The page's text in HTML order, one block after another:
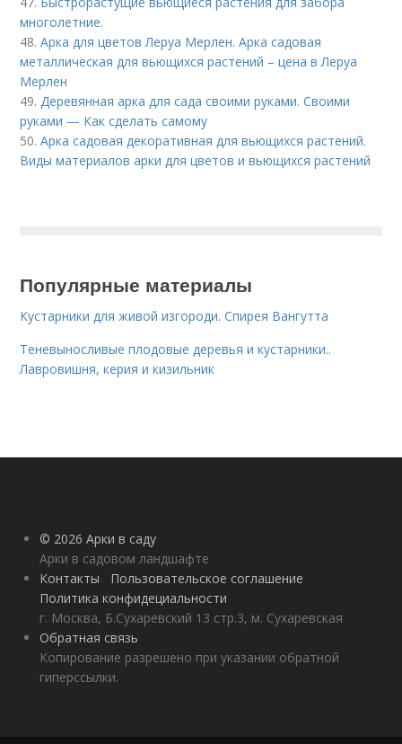
многолетние.
48.Арка для цветов Леруа Мерлен. Арка садовая
металлическая для вьющихся растений – цена в Леруа
Мерлен
49.Деревянная арка для сада своими руками. Своими
руками — Как сделать самому
50.Арка садовая декоративная для вьющихся растений.
Виды материалов арки для цветов и вьющихся растений
Популярные материалы
Кустарники для живой изгороди. Спирея Вангутта
Теневыносливые плодовые деревья и кустарники..
Лавровишня, керия и кизильник
© 2026 Арки в саду
Арки в садовом ландшафте
Контакты
Пользовательское соглашение
Политика конфидециальности
г. Москва, Б.Сухаревский 13 стр.3, м. Сухаревская
Обратная связь
Копирование разрешено при указании обратной
гиперссылки.